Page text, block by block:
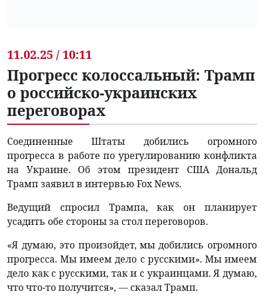
11.02.25 / 10:11
Прогресс колоссальный: Трамп
о российско-украинских
переговорах
Соединенные Штаты добились огромного
прогресса в работе по урегулированию конфликта
на Украине. Об этом президент США Дональд
Трамп заявил в интервью Fox News.
Ведущий спросил Трампа, как он планирует
усадить обе стороны за стол переговоров.
«Я думаю, это произойдет, мы добились огромного
прогресса. Мы имеем дело с русскими». Мы имеем
дело как с русскими, так и с украинцами. Я думаю,
что что-то получится», — сказал Трамп.